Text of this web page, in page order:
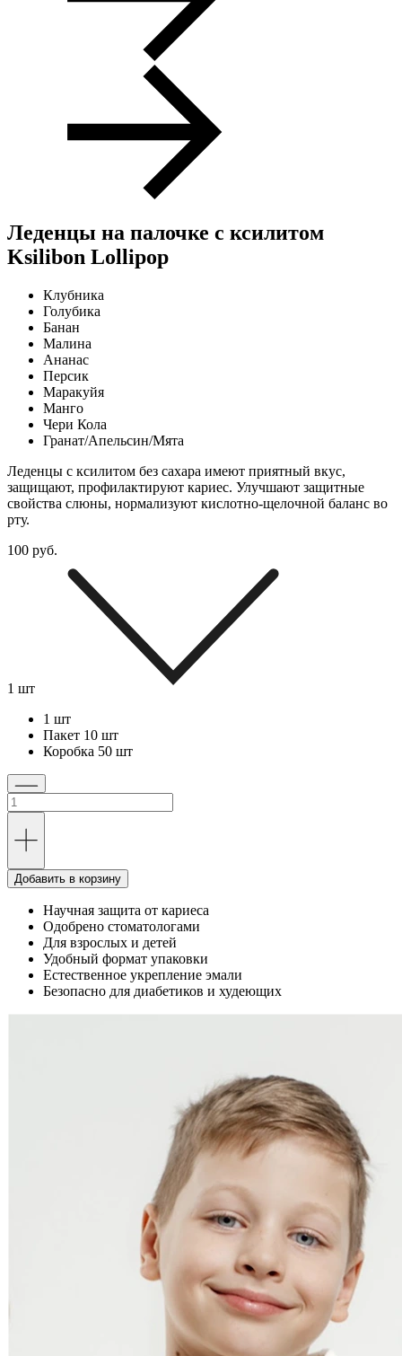
Леденцы на палочке с ксилитом
Ksilibon Lollipop
Клубника
Голубика
Банан
Малина
Ананас
Персик
Маракуйя
Манго
Чери Кола
Гранат/Апельсин/Мята
Леденцы с ксилитом без сахара имеют приятный вкус,
защищают, профилактируют кариес. Улучшают защитные
свойства слюны, нормализуют кислотно-щелочной баланс во
рту.
100 руб.
1 шт
1 шт
Пакет 10 шт
Коробка 50 шт
Добавить в корзину
Научная защита от кариеса
Одобрено стоматологами
Для взрослых и детей
Удобный формат упаковки
Естественное укрепление эмали
Безопасно для диабетиков и худеющих